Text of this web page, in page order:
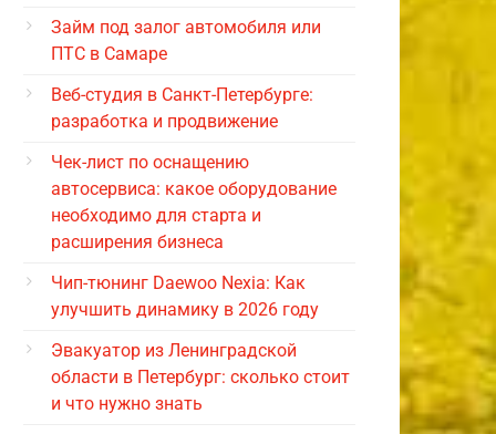
Займ под залог автомобиля или
ПТС в Самаре
Веб-студия в Санкт-Петербурге:
разработка и продвижение
Чек-лист по оснащению
автосервиса: какое оборудование
необходимо для старта и
расширения бизнеса
Чип-тюнинг Daewoo Nexia: Как
улучшить динамику в 2026 году
Эвакуатор из Ленинградской
области в Петербург: сколько стоит
и что нужно знать